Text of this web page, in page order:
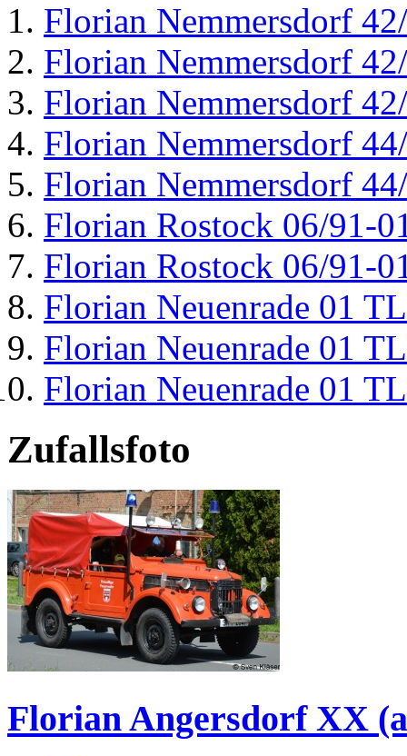
Florian Nemmersdorf
Florian Nemmersdorf
Florian Nemmersdorf
Florian Nemmersdorf
Florian Nemmersdorf
Florian Rostock 06/91-
Florian Rostock 06/91-
Florian Neuenrade 01
Florian Neuenrade 01
Florian Neuenrade 01
Zufallsfoto
Florian Angersdorf XX